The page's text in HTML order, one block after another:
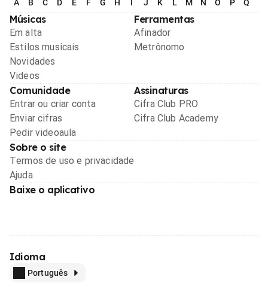
A B C D E F G H I J K L M N O P Q
Músicas
Em alta
Estilos musicais
Novidades
Videos
Ferramentas
Afinador
Metrônomo
Comunidade
Entrar ou criar conta
Enviar cifras
Pedir videoaula
Assinaturas
Cifra Club PRO
Cifra Club Academy
Sobre o site
Termos de uso e privacidade
Ajuda
Baixe o aplicativo
Idioma
Português